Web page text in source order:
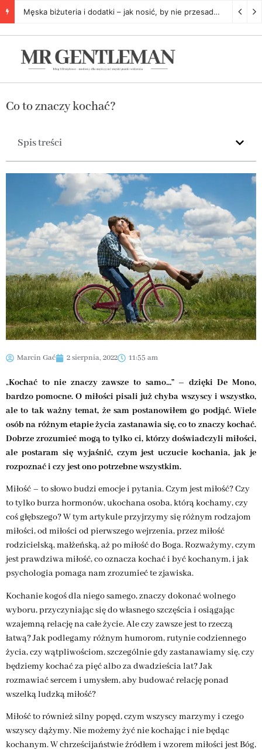
Męska biżuteria i dodatki – jak nosić, by nie przesadzić 5
Co to znaczy kochać?
Spis treści
Marcin Gać 2 sierpnia, 2022 11:55 am
„Kochać to nie znaczy zawsze to samo…” – dzięki De Mono,
bardzo pomocne. O miłości pisali już chyba wszyscy i wszystko,
ale to tak ważny temat, że sam postanowiłem go podjąć. Wiele
osób na różnym etapie życia zastanawia się, co to znaczy kochać.
Dobrze zrozumieć mogą to tylko ci, którzy doświadczyli miłości,
ale postaram się wyjaśnić, czym jest uczucie kochania, jak je
rozpoznać i czy jest ono potrzebne wszystkim.
Miłość – to słowo budzi emocje i pytania. Czym jest miłość? Czy
to tylko burza hormonów, ukochana osoba, którą kochamy, czy
coś głębszego? W tym artykule przyjrzymy się różnym rodzajom
miłości, od miłości od pierwszego wejrzenia, przez miłość
rodzicielską, małżeńską, aż po miłość do Boga. Rozważymy, czym
jest prawdziwa miłość, co oznacza kochać i być kochanym, i jak
psychologia pomaga nam zrozumieć te zjawiska.
Kochanie kogoś dla niego samego, znaczy dokonać wolnego
wyboru, przyczyniając się do własnego szczęścia i osiągając
wzajemną relację na całe życie. Ale czy zawsze jest to rzeczą
łatwą? Jak podlegamy różnym humorom, rutynie codziennego
życia, czy wątpliwościom, szczególnie gdy zastanawiamy się, czy
będziemy kochać za pięć albo za dwadzieścia lat? Jak
rozmawiać sercem i umysłem, aby budować relację ponad
wszelką ludzką miłość?
Miłość to również silny popęd, czym wszyscy marzymy i czego
wszyscy dążymy. Nie możemy żyć nie kochając i nie będąc
kochanym. W chrześcijaństwie źródłem i wzorem miłości jest Bóg,